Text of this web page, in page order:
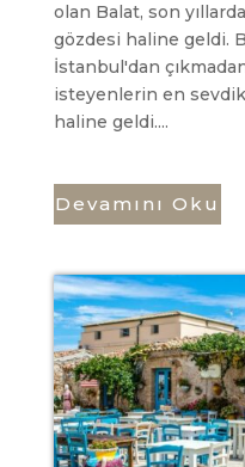
olan Balat, son
gözdesi haline geldi.
İstanbul'dan
isteyenlerin en
haline geldi....
Devamını Oku